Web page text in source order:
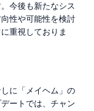
今後も新たなシス
性や可能性を検討
重視しておりま
に「メイヘム」の
ートでは、チャン